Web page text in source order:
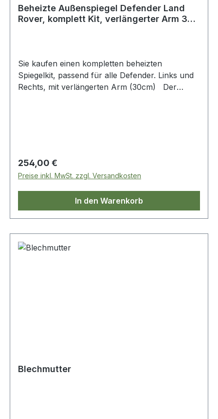
Beheizte Außenspiegel Defender Land
Rover, komplett Kit, verlängerter Arm 30
Sie kaufen einen kompletten beheizten
Spiegelkit, passend für alle Defender. Links und
Rechts, mit verlängerten Arm (30cm) Der
unserem Geschäft.
Regulärer Preis:
254,00 €
Preise inkl. MwSt. zzgl. Versandkosten
In den Warenkorb
Blechmutter